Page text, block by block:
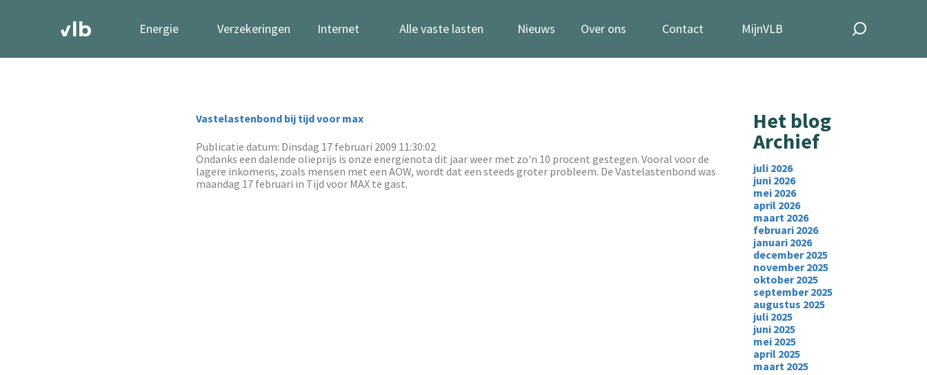
Energie Verzekeringen Internet Alle vaste lasten Nieuws Over ons Contact MijnVLB
Vastelastenbond bij tijd voor max
Publicatie datum: Dinsdag 17 februari 2009 11:30:02
Ondanks een dalende olieprijs is onze energienota dit jaar weer met zo'n 10 procent gestegen. Vooral voor de
lagere inkomens, zoals mensen met een AOW, wordt dat een steeds groter probleem. De Vastelastenbond was
maandag 17 februari in Tijd voor MAX te gast.
Het blog
Archief
juli 2026
juni 2026
mei 2026
april 2026
maart 2026
februari 2026
januari 2026
december 2025
november 2025
oktober 2025
september 2025
augustus 2025
juli 2025
juni 2025
mei 2025
april 2025
maart 2025